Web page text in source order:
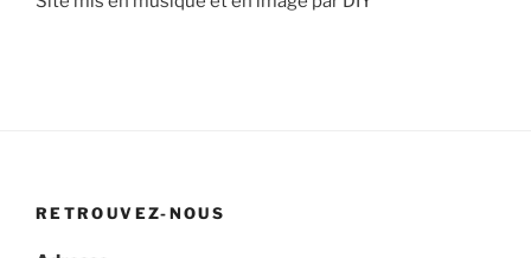
RETROUVEZ-NOUS